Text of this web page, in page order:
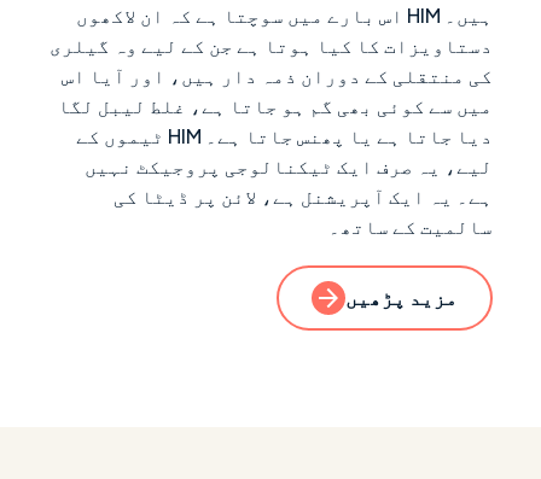
ہیں۔ HIM اس بارے میں سوچتا ہے کہ ان لاکھوں
دستاویزات کا کیا ہوتا ہے جن کے لیے وہ گیلری
کی منتقلی کے دوران ذمہ دار ہیں، اور آیا اس
میں سے کوئی بھی گم ہو جاتا ہے، غلط لیبل لگا
دیا جاتا ہے یا پھنس جاتا ہے۔ HIM ٹیموں کے
لیے، یہ صرف ایک ٹیکنالوجی پروجیکٹ نہیں
ہے۔ یہ ایک آپریشنل ہے، لائن پر ڈیٹا کی
سالمیت کے ساتھ۔
مزید پڑھیں